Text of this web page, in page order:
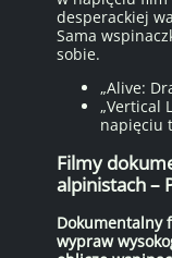
desperackiej
Sama
sobie.
„Alive:
„Vertical
napięciu
Filmy
alpinistach –
Dokumentalny
wypraw